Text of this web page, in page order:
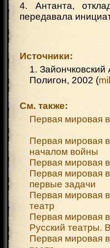
4. Антанта,
передавала
Источники:
1.
Полигон, 2002 (
См. также:
Первая мировая
Первая мировая
началом войны
Первая мировая
Первая мировая
первые задачи
Первая мировая
театр
Первая мировая
Русский театры.
Первая мировая